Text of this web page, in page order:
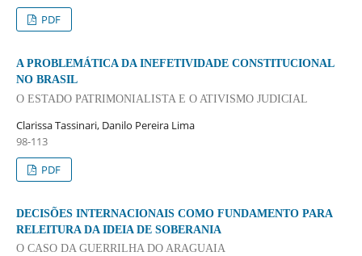
PDF
A PROBLEMÁTICA DA INEFETIVIDADE CONSTITUCIONAL
NO BRASIL
O ESTADO PATRIMONIALISTA E O ATIVISMO JUDICIAL
Clarissa Tassinari, Danilo Pereira Lima
98-113
PDF
DECISÕES INTERNACIONAIS COMO FUNDAMENTO PARA
RELEITURA DA IDEIA DE SOBERANIA
O CASO DA GUERRILHA DO ARAGUAIA